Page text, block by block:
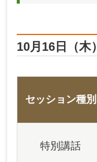
10月16日（木）
セッション種別
特別講話